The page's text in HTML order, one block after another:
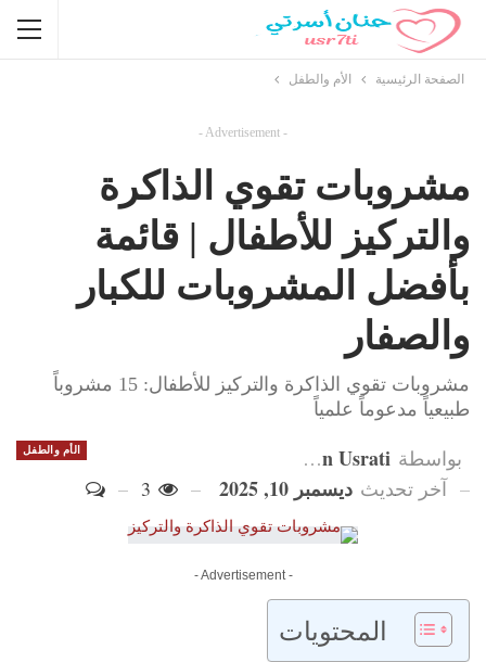
الصفحة الرئيسية الأم والطفل
- Advertisement -
مشروبات تقوي الذاكرة
والتركيز للأطفال | قائمة
بأفضل المشروبات للكبار
والصفار
مشروبات تقوي الذاكرة والتركيز للأطفال: 15 مشروباً
طبيعياً مدعوماً علمياً
الأم والطفل بواسطة Hanan Usrati
آخر تحديث ديسمبر 10, 2025
- Advertisement -
المحتويات